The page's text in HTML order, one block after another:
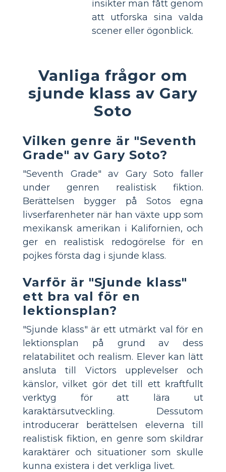
insikter man fått genom
att utforska sina valda
scener eller ögonblick.
Vanliga frågor om
sjunde klass av Gary
Soto
Vilken genre är "Seventh
Grade" av Gary Soto?
"Seventh Grade" av Gary Soto faller
under genren realistisk fiktion.
Berättelsen bygger på Sotos egna
livserfarenheter när han växte upp som
mexikansk amerikan i Kalifornien, och
ger en realistisk redogörelse för en
pojkes första dag i sjunde klass.
Varför är "Sjunde klass"
ett bra val för en
lektionsplan?
"Sjunde klass" är ett utmärkt val för en
lektionsplan på grund av dess
relatabilitet och realism. Elever kan lätt
ansluta till Victors upplevelser och
känslor, vilket gör det till ett kraftfullt
verktyg för att lära ut
karaktärsutveckling. Dessutom
introducerar berättelsen eleverna till
realistisk fiktion, en genre som skildrar
karaktärer och situationer som skulle
kunna existera i det verkliga livet.